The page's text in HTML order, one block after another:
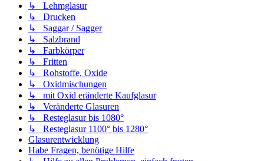
↳ Lehmglasur
↳ Drucken
↳ Saggar / Sagger
↳ Salzbrand
↳ Farbkörper
↳ Fritten
↳ Rohstoffe, Oxide
↳ Oxidmischungen
↳ mit Oxid eränderte Kaufglasur
↳ Veränderte Glasuren
↳ Resteglasur bis 1080°
↳ Resteglasur 1100° bis 1280°
Glasurentwicklung
Habe Fragen, benötige Hilfe